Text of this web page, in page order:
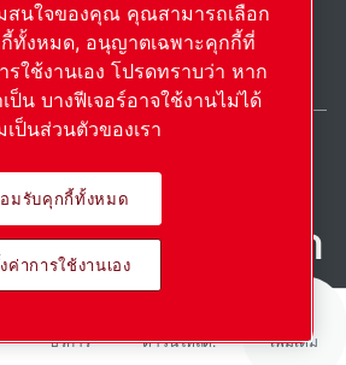
บริการ ดาวน์โหลด: เพิ่มเติม
ค่าการใช้งานเอง © 2026 ลิขสิทธิ์
Thailand / TH
เป็นนวัตกรรม นํา
หลงใหล
สนใจของคุณ คุณสามารถเลือก
ทั้งหมด, อนุญาตเฉพาะคุกกี้ที่
รใช้งานเอง โปรดทราบว่า หาก
ป็น บางฟีเจอร์อาจใช้งานไม่ได้
ป็นส่วนตัวของเรา
มรับคุกกี้ทั้งหมด
ค่าการใช้งานเอง